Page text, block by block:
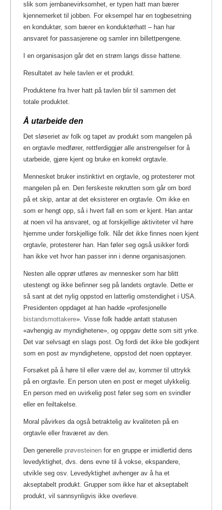
slik som jernbanevirksomhet, er typen hatt man bærer
kjennemerket til jobben. For eksempel har en togbesetning
en konduktør, som bærer en konduktørhatt – han har
ansvaret for passasjerene og samler inn billettpengene.
I en organisasjon går det en strøm langs disse hattene.
Resultatet av hele tavlen er et produkt.
Produktene fra hver hatt på tavlen blir til sammen det
totale produktet.
Å utarbeide den
Det sløseriet av folk og tapet av produkt som mangelen på
en orgtavle medfører, rettferdiggjør alle anstrengelser for å
utarbeide, gjøre kjent og bruke en korrekt orgtavle.
Mennesket bruker instinktivt en orgtavle, og protesterer mot
mangelen på en. Den ferskeste rekrutten som går om bord
på et skip, antar at det eksisterer en orgtavle. Om ikke en
som er hengt opp, så i hvert fall en som er kjent. Han antar
at noen vil ha ansvaret, og at forskjellige aktiviteter vil høre
hjemme under forskjellige folk. Når det ikke finnes noen kjent
orgtavle, protesterer han. Han føler seg også usikker fordi
han ikke vet hvor han passer inn i denne organisasjonen.
Nesten alle opprør utføres av mennesker som har blitt
utestengt og ikke befinner seg på landets orgtavle. Dette er
så sant at det nylig oppstod en latterlig omstendighet i USA.
Presidenten oppdaget at han hadde «profesjonelle
bistandsmottakere». Visse folk hadde antatt statusen
«avhengig av myndighetene», og oppgav dette som sitt yrke.
Det var selvsagt en slags post. Og fordi det ikke ble godkjent
som en post av myndighetene, oppstod det noen opptøyer.
Forsøket på å høre til eller være del av, kommer til uttrykk
på en orgtavle. En person uten en post er meget ulykkelig.
En person med en uvirkelig post føler seg som en svindler
eller en feiltakelse.
Moral påvirkes da også betraktelig av kvaliteten på en
orgtavle eller fraværet av den.
Den generelle prøvesteinen for en gruppe er imidlertid dens
levedyktighet, dvs. dens evne til å vokse, ekspandere,
utvikle seg osv. Levedyktighet avhenger av å ha et
akseptabelt produkt. Grupper som ikke har et akseptabelt
produkt, vil sannsynligvis ikke overleve.